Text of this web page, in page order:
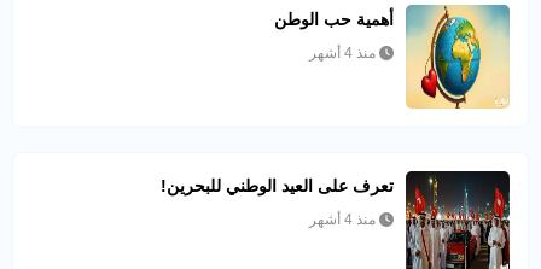
أهمية حب الوطن
منذ 4 أشهر
تعرف على العيد الوطني للبحرين!
منذ 4 أشهر